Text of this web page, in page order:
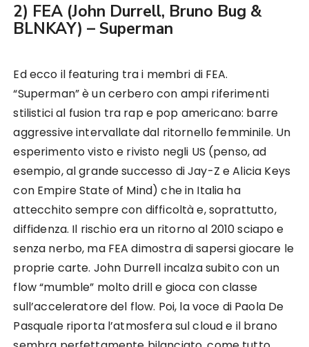
2) FEA (John Durrell, Bruno Bug &
BLNKAY) – Superman
Ed ecco il featuring tra i membri di FEA.
“Superman” è un cerbero con ampi riferimenti
stilistici al fusion tra rap e pop americano: barre
aggressive intervallate dal ritornello femminile. Un
esperimento visto e rivisto negli US (penso, ad
esempio, al grande successo di Jay-Z e Alicia Keys
con Empire State of Mind) che in Italia ha
attecchito sempre con difficoltà e, soprattutto,
diffidenza. Il rischio era un ritorno al 2010 sciapo e
senza nerbo, ma FEA dimostra di sapersi giocare le
proprie carte. John Durrell incalza subito con un
flow “mumble” molto drill e gioca con classe
sull’acceleratore del flow. Poi, la voce di Paola De
Pasquale riporta l’atmosfera sul cloud e il brano